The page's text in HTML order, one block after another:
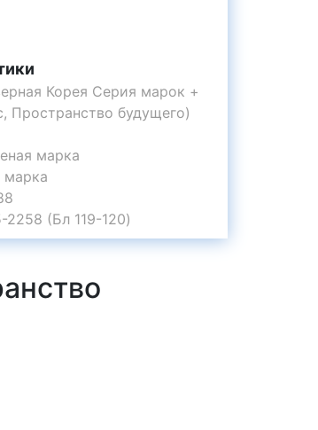
Корея Серия марок +
Пространство будущего)
марка
марка
(Бл 119-120)